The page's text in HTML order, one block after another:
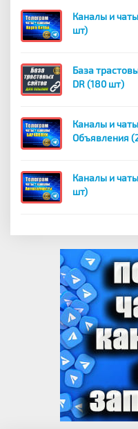
Каналы и
шт)
База
DR (180 шт)
Каналы и
Объявления
Каналы и
шт)